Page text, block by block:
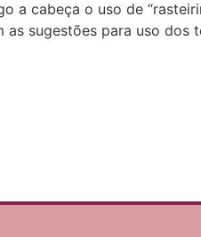
a cabeça o uso de
sugestões para uso